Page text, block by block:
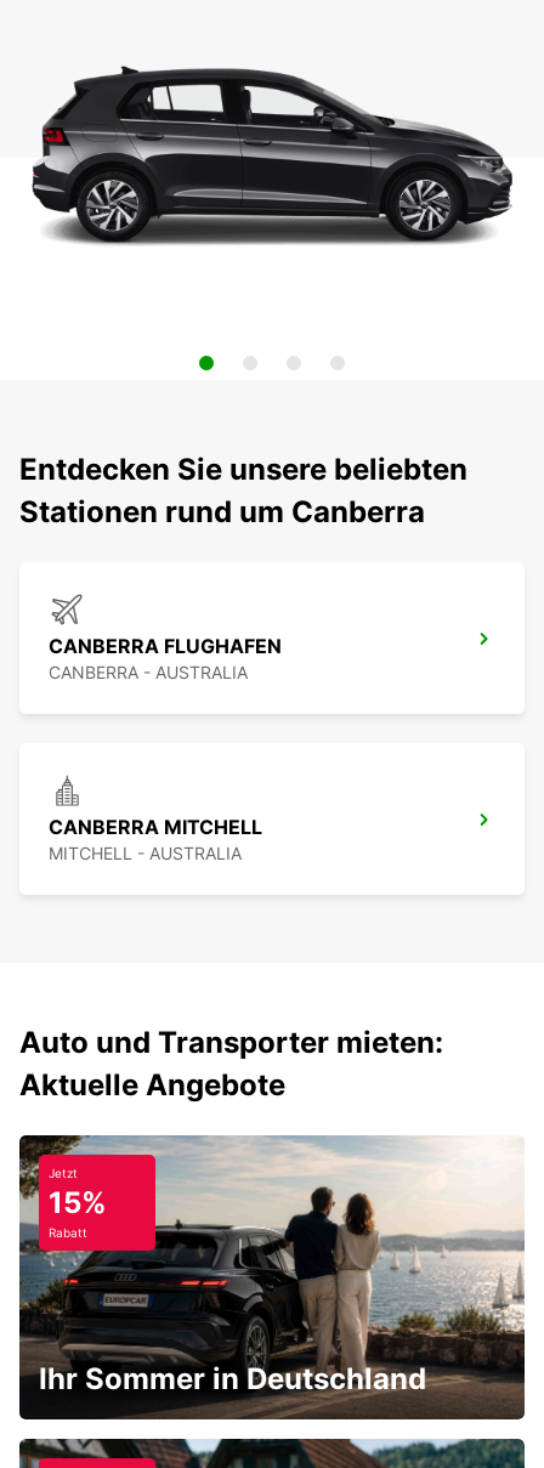
Entdecken Sie unsere beliebten
Stationen rund um Canberra
CANBERRA FLUGHAFEN
CANBERRA - AUSTRALIA
CANBERRA MITCHELL
MITCHELL - AUSTRALIA
Auto und Transporter mieten:
Aktuelle Angebote
Jetzt
15%
Rabatt
Ihr Sommer in Deutschland